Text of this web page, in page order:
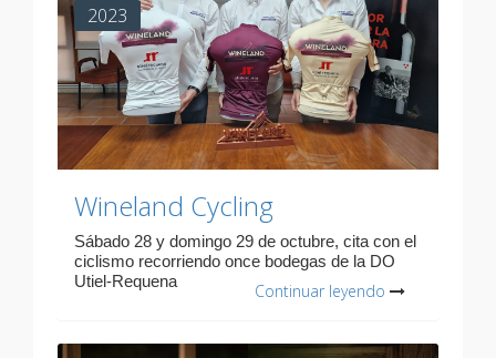
2023
Wineland Cycling
Sábado 28 y domingo 29 de octubre, cita con el
ciclismo recorriendo once bodegas de la DO
Utiel-Requena
Continuar leyendo